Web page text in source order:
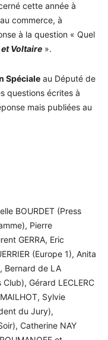
cette année à
commerce, à
à la question « Quel
Voltaire ».
Spéciale au Député de
questions écrites à
mais publiées au
BOURDET (Press
Pierre
GERRA, Eric
(Europe 1), Anita
Bernard de LA
Gérard LECLERC
Sylvie
du Jury),
Catherine NAY